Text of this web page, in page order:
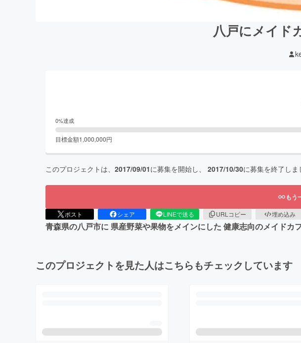
八戸にメイド
0%達成
目標金額1,000,000円
このプロジェクトは、 2017/09/01に募集を開始し、 2017/10/30に募集を終了しま
もう
ポスト シェア LINEで送る URLコピー 埋め込み
青森県の八戸市に 県産野菜や果物をメインにした 健康志向のメイドカ
このプロジェクトを見た人はこちらもチェックしています